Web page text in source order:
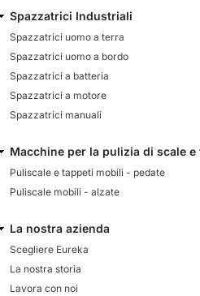
Spazzatrici Industriali
Spazzatrici uomo a terra
Spazzatrici uomo a bordo
Spazzatrici a batteria
Spazzatrici a motore
Spazzatrici manuali
Macchine per la pulizia di scale
Puliscale e tappeti mobili - pedate
Puliscale mobili - alzate
La nostra azienda
Scegliere Eureka
La nostra storia
Lavora con noi